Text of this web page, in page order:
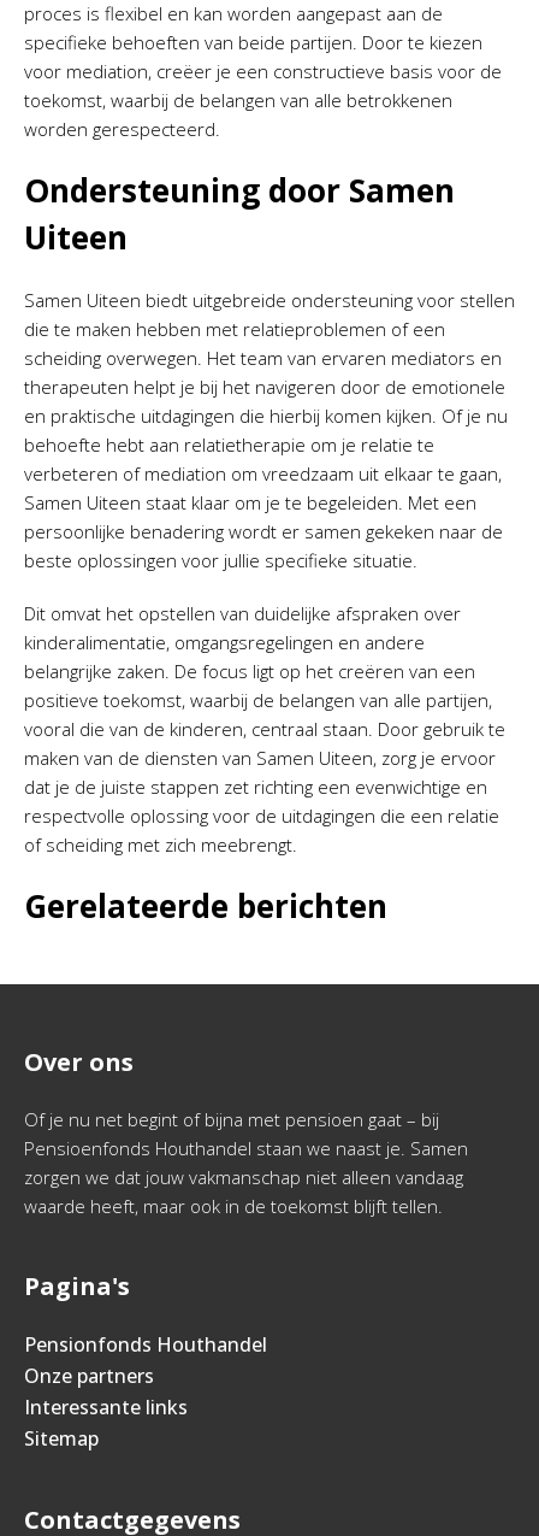
proces is flexibel en kan worden aangepast aan de
specifieke behoeften van beide partijen. Door te kiezen
voor mediation, creëer je een constructieve basis voor de
toekomst, waarbij de belangen van alle betrokkenen
worden gerespecteerd.
Ondersteuning door Samen
Uiteen
Samen Uiteen biedt uitgebreide ondersteuning voor stellen
die te maken hebben met relatieproblemen of een
scheiding overwegen. Het team van ervaren mediators en
therapeuten helpt je bij het navigeren door de emotionele
en praktische uitdagingen die hierbij komen kijken. Of je nu
behoefte hebt aan relatietherapie om je relatie te
verbeteren of mediation om vreedzaam uit elkaar te gaan,
Samen Uiteen staat klaar om je te begeleiden. Met een
persoonlijke benadering wordt er samen gekeken naar de
beste oplossingen voor jullie specifieke situatie.
Dit omvat het opstellen van duidelijke afspraken over
kinderalimentatie, omgangsregelingen en andere
belangrijke zaken. De focus ligt op het creëren van een
positieve toekomst, waarbij de belangen van alle partijen,
vooral die van de kinderen, centraal staan. Door gebruik te
maken van de diensten van Samen Uiteen, zorg je ervoor
dat je de juiste stappen zet richting een evenwichtige en
respectvolle oplossing voor de uitdagingen die een relatie
of scheiding met zich meebrengt.
Gerelateerde berichten
Over ons
Of je nu net begint of bijna met pensioen gaat – bij
Pensioenfonds Houthandel staan we naast je. Samen
zorgen we dat jouw vakmanschap niet alleen vandaag
waarde heeft, maar ook in de toekomst blijft tellen.
Pagina's
Pensionfonds Houthandel
Onze partners
Interessante links
Sitemap
Contactgegevens